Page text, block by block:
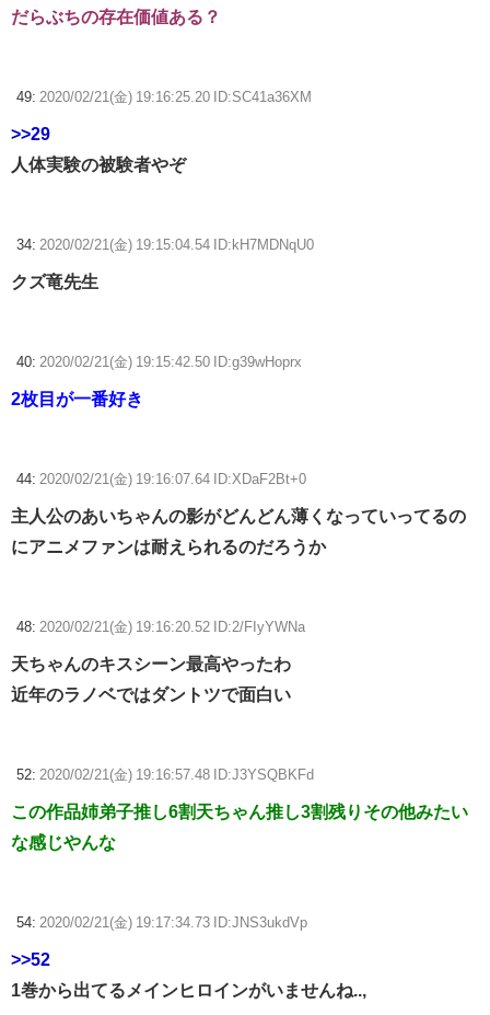
だらぶちの存在価値ある？
49: 2020/02/21(金) 19:16:25.20 ID:SC41a36XM
>>29
人体実験の被験者やぞ
34: 2020/02/21(金) 19:15:04.54 ID:kH7MDNqU0
クズ竜先生
40: 2020/02/21(金) 19:15:42.50 ID:g39wHoprx
2枚目が一番好き
44: 2020/02/21(金) 19:16:07.64 ID:XDaF2Bt+0
主人公のあいちゃんの影がどんどん薄くなっていってるの
にアニメファンは耐えられるのだろうか
48: 2020/02/21(金) 19:16:20.52 ID:2/FIyYWNa
天ちゃんのキスシーン最高やったわ
近年のラノベではダントツで面白い
52: 2020/02/21(金) 19:16:57.48 ID:J3YSQBKFd
この作品姉弟子推し6割天ちゃん推し3割残りその他みたい
な感じやんな
54: 2020/02/21(金) 19:17:34.73 ID:JNS3ukdVp
>>52
1巻から出てるメインヒロインがいませんね..,